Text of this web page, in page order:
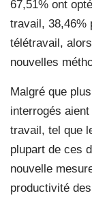
67,51% ont
travail, 38,46%
télétravail,
nouvelles
Malgré que
interrogés
travail, tel que
plupart de ces
nouvelle
productivité